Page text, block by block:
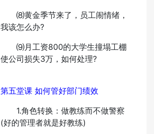
⑻黄金季节来了，员工闹情绪，
我该怎么办?
⑼月工资800的大学生撞塌工棚
使公司损失3万，如何处理?
第五堂课 如何管好部门绩效
1.角色转换：做教练而不做警察
(好的管理者就是好教练)